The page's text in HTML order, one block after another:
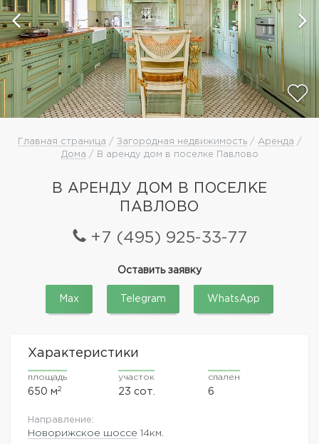
Главная страница / Загородная недвижимость/ Аренда /
Дома / В аренду дом в поселке Павлово
В АРЕНДУ ДОМ В ПОСЕЛКЕ
ПАВЛОВО
+7 (495) 925-33-77
Оставить заявку
Max Telegram WhatsApp
Характеристики
площадь
650 м2
участок
23 сот.
спален
6
Направление:
Новорижское шоссе 14км.